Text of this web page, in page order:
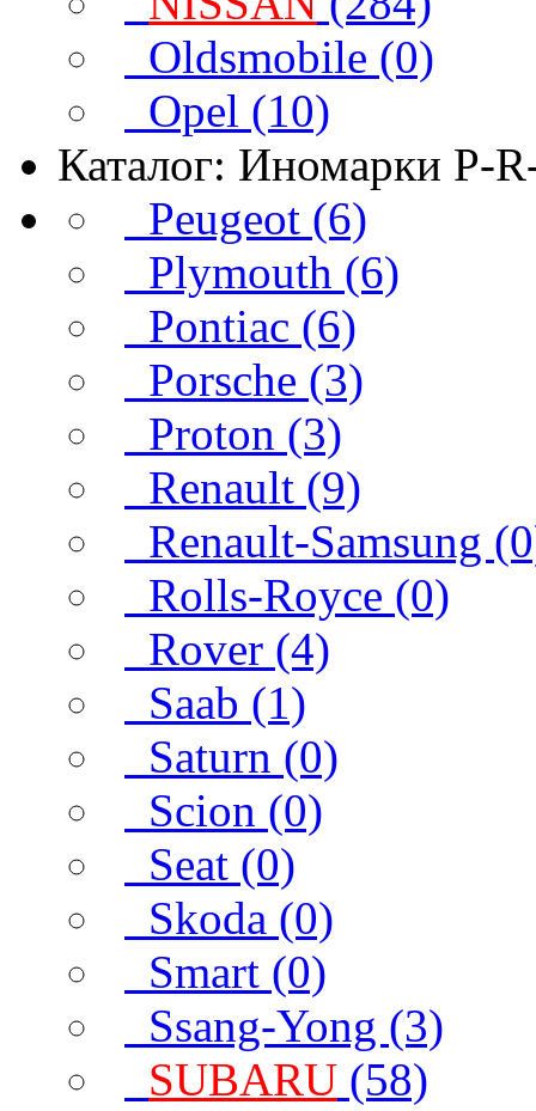
Oldsmobile (0)
Opel (10)
Каталог: Иномарки P-
Peugeot (6)
Plymouth (6)
Pontiac (6)
Porsche (3)
Proton (3)
Renault (9)
Renault-Samsung
Rolls-Royce (0)
Rover (4)
Saab (1)
Saturn (0)
Scion (0)
Seat (0)
Skoda (0)
Smart (0)
Ssang-Yong (3)
SUBARU (58)